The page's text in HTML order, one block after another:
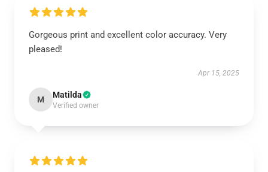
Gorgeous print and excellent color accuracy. Very
pleased!
Apr 15, 2025
M Matilda
Verified owner